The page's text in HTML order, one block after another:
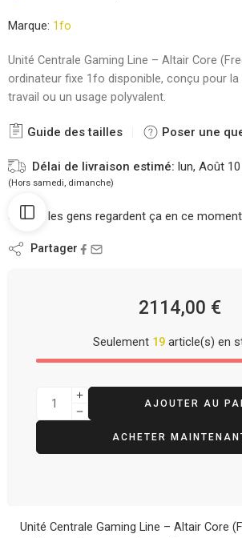
Marque: 1fo
Unité Centrale Gaming Line – Altair Core
ordinateur fixe 1fo disponible, conçu pour la
travail ou un usage polyvalent.
Guide des tailles Poser une
Délai de livraison estimé: lun, Août
(Hors samedi, dimanche)
32 les gens regardent ça en ce moment
Partager
2114,00 €
Seulement 19 article(s) en
AJOUTER AU
ACHETER
Unité Centrale Gaming Line – Altair Core